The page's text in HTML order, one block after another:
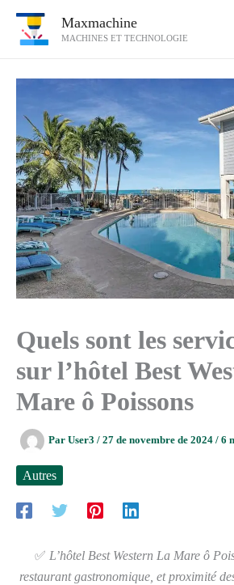
Maxmachine
MACHINES ET TECHNOLOGIE
Quels sont les
sur l’hôtel Best
Mare ô Poissons
Par User3 / 27 de novembre de 2024 / 6
Autres
✅ L’hôtel Best Western La Mare ô
restaurant gastronomique, et proximité